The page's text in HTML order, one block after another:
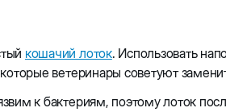
кошачий лоток. Использовать
ветеринары советуют
к бактериям, поэтому лоток